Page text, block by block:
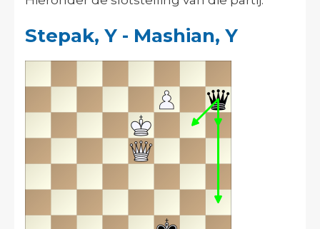
Stepak, Y - Mashian, Y